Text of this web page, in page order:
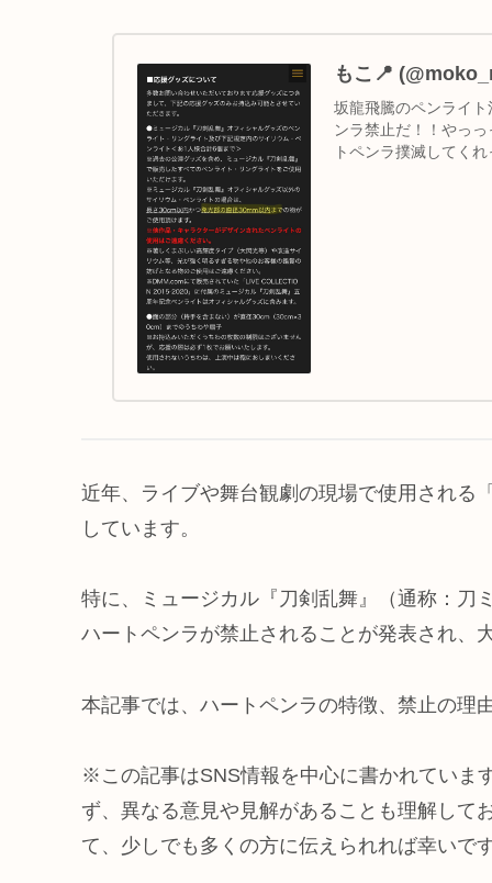
もこ📍
坂龍飛騰のペンライ
ンラ禁止だ！！やっ
トペンラ撲滅してく
近年、ライブや舞台観劇の現場で使用される
しています。
特に、ミュージカル『刀剣乱舞』（通称：刀
ハートペンラが禁止されることが発表され、
本記事では、ハートペンラの特徴、禁止の理
※この記事はSNS情報を中心に書かれていま
ず、異なる意見や見解があることも理解して
て、少しでも多くの方に伝えられれば幸いで